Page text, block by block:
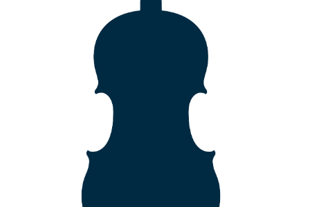
Mes commandes
Violons d'enfants
Archets violoncelle